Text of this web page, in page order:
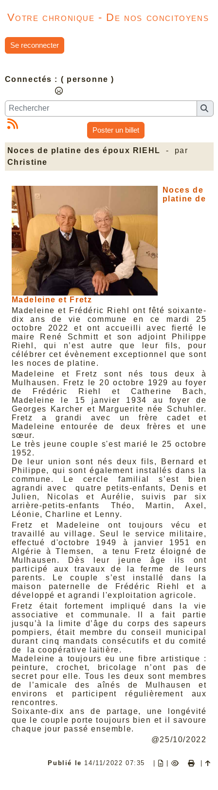
Votre chronique - De nos concitoyens
Se reconnecter
Connectés : ( personne )
Poster un billet
Noces de platine des époux RIEHL
- par
Christine
Noces de
platine de
Madeleine et Fretz
Madeleine et Frédéric Riehl ont fêté soixante-
dix ans de vie commune en ce mardi 25
octobre 2022 et ont accueilli avec fierté le
maire René Schmitt et son adjoint Philippe
Riehl, qui n’est autre que leur fils, pour
célébrer cet évènement exceptionnel que sont
les noces de platine.
Madeleine et Fretz sont nés tous deux à
Mulhausen. Fretz le 20 octobre 1929 au foyer
de Frédéric Riehl et Catherine Bach,
Madeleine le 15 janvier 1934 au foyer de
Georges Karcher et Marguerite née Schuhler.
Fretz a grandi avec un frère cadet et
Madeleine entourée de deux frères et une
sœur.
Le très jeune couple s'est marié le 25 octobre
1952.
De leur union sont nés deux fils, Bernard et
Philippe, qui sont également installés dans la
commune. Le cercle familial s’est bien
agrandi avec quatre petits-enfants, Denis et
Julien, Nicolas et Aurélie, suivis par six
arrière-petits-enfants Théo, Martin, Axel,
Léonie, Charline et Lenny.
Fretz et Madeleine ont toujours vécu et
travaillé au village. Seul le service militaire,
effectué d'octobre 1949 à janvier 1951 en
Algérie à Tlemsen, a tenu Fretz éloigné de
Mulhausen. Dès leur jeune âge ils ont
participé aux travaux de la ferme de leurs
parents. Le couple s’est installé dans la
maison paternelle de Frédéric Riehl et a
développé et agrandi l'exploitation agricole.
Fretz était fortement impliqué dans la vie
associative et communale. Il a fait partie
jusqu’à la limite d’âge du corps des sapeurs
pompiers, était membre du conseil municipal
durant cinq mandats consécutifs et du comité
de la coopérative laitière.
Madeleine a toujours eu une fibre artistique :
peinture, crochet, bricolage n’ont pas de
secret pour elle. Tous les deux sont membres
de l’amicale des aînés de Mulhausen et
environs et participent régulièrement aux
rencontres.
Soixante-dix ans de partage, une longévité
que le couple porte toujours bien et il savoure
chaque jour passé ensemble.
@25/10/2022
Publié le 14/11/2022 07:35 |